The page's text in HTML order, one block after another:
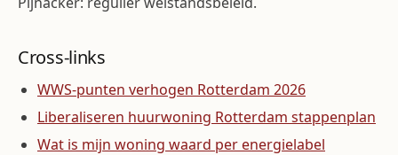
Cross-links
WWS-punten verhogen Rotterdam 2026
Liberaliseren huurwoning Rotterdam stappenplan
Wat is mijn woning waard per energielabel